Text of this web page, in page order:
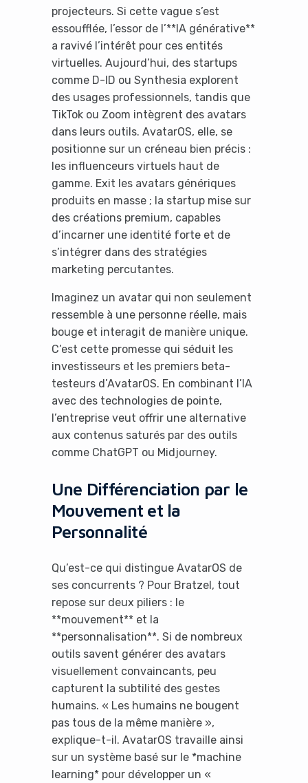
projecteurs. Si cette vague s’est
essoufflée, l’essor de l’**IA générative**
a ravivé l’intérêt pour ces entités
virtuelles. Aujourd’hui, des startups
comme D-ID ou Synthesia explorent
des usages professionnels, tandis que
TikTok ou Zoom intègrent des avatars
dans leurs outils. AvatarOS, elle, se
positionne sur un créneau bien précis :
les influenceurs virtuels haut de
gamme. Exit les avatars génériques
produits en masse ; la startup mise sur
des créations premium, capables
d’incarner une identité forte et de
s’intégrer dans des stratégies
marketing percutantes.
Imaginez un avatar qui non seulement
ressemble à une personne réelle, mais
bouge et interagit de manière unique.
C’est cette promesse qui séduit les
investisseurs et les premiers beta-
testeurs d’AvatarOS. En combinant l’IA
avec des technologies de pointe,
l’entreprise veut offrir une alternative
aux contenus saturés par des outils
comme ChatGPT ou Midjourney.
Une Différenciation par le
Mouvement et la
Personnalité
Qu’est-ce qui distingue AvatarOS de
ses concurrents ? Pour Bratzel, tout
repose sur deux piliers : le
**mouvement** et la
**personnalisation**. Si de nombreux
outils savent générer des avatars
visuellement convaincants, peu
capturent la subtilité des gestes
humains. « Les humains ne bougent
pas tous de la même manière »,
explique-t-il. AvatarOS travaille ainsi
sur un système basé sur le *machine
learning* pour développer un «